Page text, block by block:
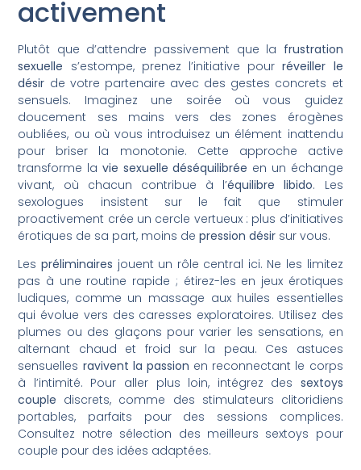
activement
Plutôt que d’attendre passivement que la frustration
sexuelle s’estompe, prenez l’initiative pourréveiller le
désir de votre partenaire avec des gestes concrets et
sensuels. Imaginez une soirée où vous guidez
doucement ses mains vers des zones érogènes
oubliées, ou où vous introduisez un élément inattendu
pour briser la monotonie. Cette approche active
transforme la vie sexuelle déséquilibrée en un échange
vivant, où chacun contribue à l’équilibre libido. Les
sexologues insistent sur le fait que stimuler
proactivement crée un cercle vertueux : plus d’initiatives
érotiques de sa part, moins depression désir sur vous.
Les préliminaires jouent un rôle central ici. Ne les limitez
pas à une routine rapide ; étirez-les en jeux érotiques
ludiques, comme un massage aux huiles essentielles
qui évolue vers des caresses exploratoires. Utilisez des
plumes ou des glaçons pour varier les sensations, en
alternant chaud et froid sur la peau. Ces astuces
sensuelles ravivent la passion en reconnectant le corps
à l’intimité. Pour aller plus loin, intégrez des sextoys
couple discrets, comme des stimulateurs clitoridiens
portables, parfaits pour des sessions complices.
Consultez notre sélection des meilleurs sextoys pour
couple pour des idées adaptées.